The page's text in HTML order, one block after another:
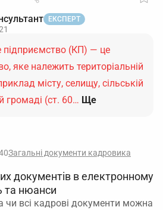
ЕКСПЕРТ
підприємство (КП) — це
яке належить територіальній
місту, селищу, сільській
громаді (ст. 60… Ще
Загальні документи кадровика
документів в електронному
та нюанси
чи всі кадрові документи можна